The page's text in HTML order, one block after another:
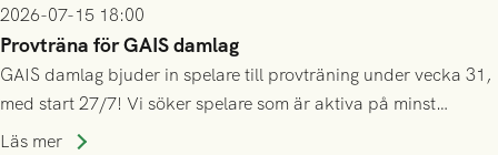
2026-07-15 18:00
Provträna för GAIS damlag
GAIS damlag bjuder in spelare till provträning under vecka 31,
med start 27/7! Vi söker spelare som är aktiva på minst
division 3-nivå.
Läs mer